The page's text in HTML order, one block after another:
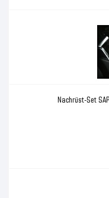
Nachrüst-Set